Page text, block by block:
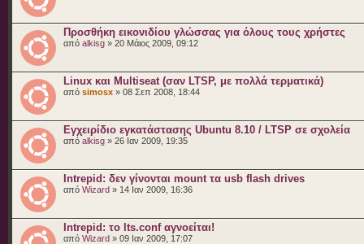
Προσθήκη εικονιδίου γλώσσας για όλους τους χρήστες
από alkisg » 20 Μάιος 2009, 09:12
Linux και Multiseat (σαν LTSP, με πολλά τερματικά)
από simosx » 08 Σεπ 2008, 18:44
Εγχειρίδιο εγκατάστασης Ubuntu 8.10 / LTSP σε σχολεία
από alkisg » 26 Ιαν 2009, 19:35
Intrepid: δεν γίνονται mount τα usb flash drives
από Wizard » 14 Ιαν 2009, 16:36
Intrepid: το lts.conf αγνοείται!
από Wizard » 09 Ιαν 2009, 17:07